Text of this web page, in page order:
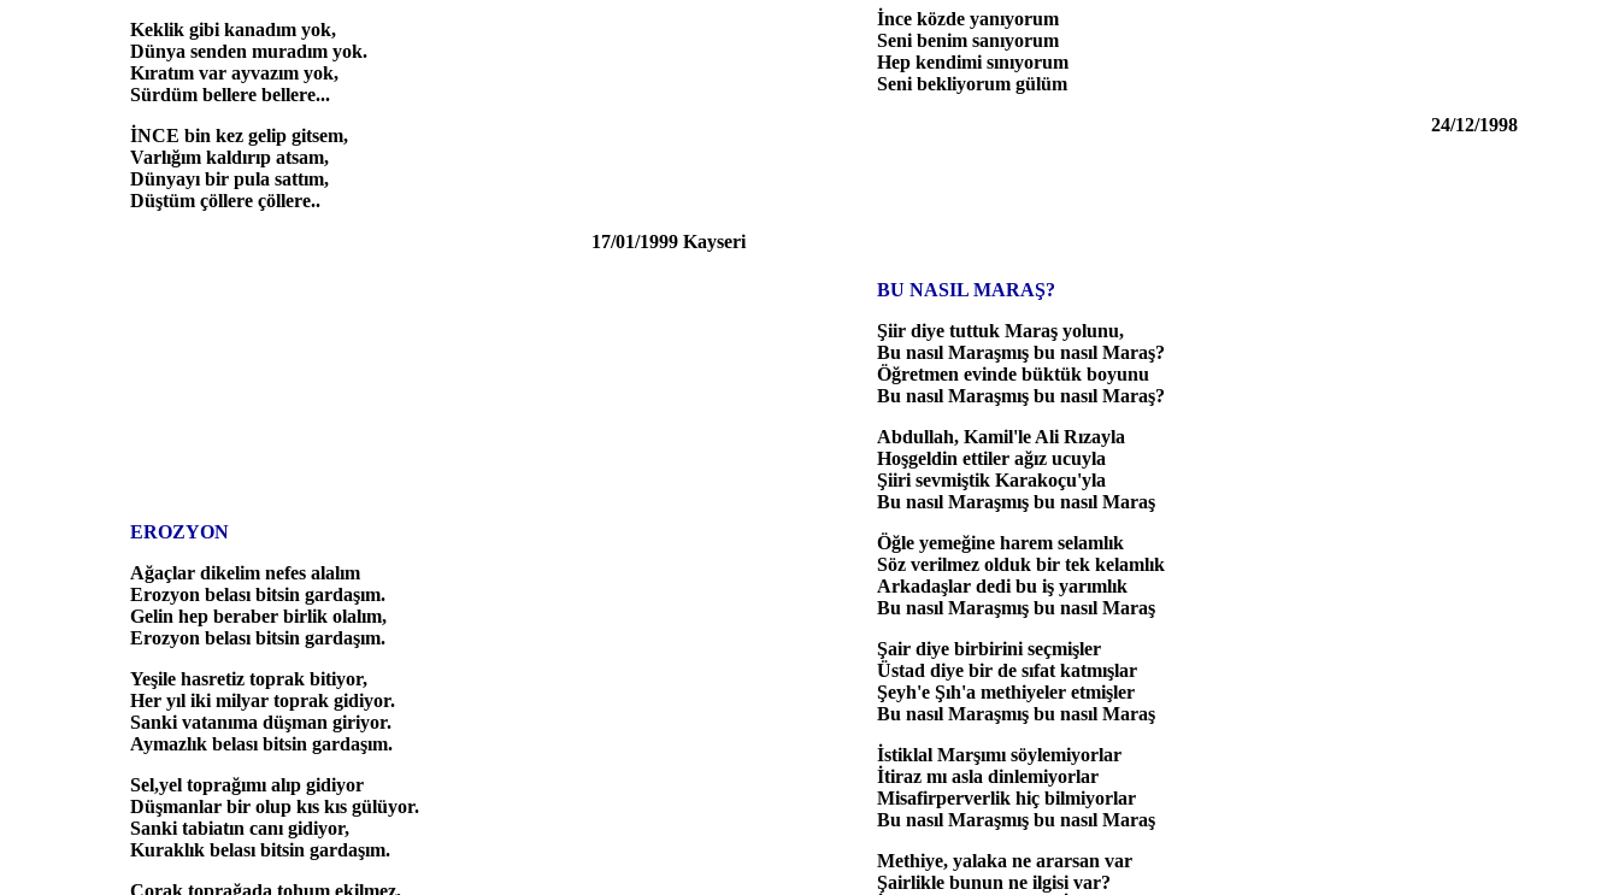
Keklik gibi kanadım yok,
Dünya senden muradım yok.
Kıratım var ayvazım yok,
Sürdüm bellere bellere...
İNCE bin kez gelip gitsem,
Varlığım kaldırıp atsam,
Dünyayı bir pula sattım,
Düştüm çöllere çöllere..
17/01/1999 Kayseri
İnce közde yanıyorum
Seni benim sanıyorum
Hep kendimi sınıyorum
Seni bekliyorum gülüm
24/12/1998
EROZYON
Ağaçlar dikelim nefes alalım
Erozyon belası bitsin gardaşım.
Gelin hep beraber birlik olalım,
Erozyon belası bitsin gardaşım.
Yeşile hasretiz toprak bitiyor,
Her yıl iki milyar toprak gidiyor.
Sanki vatanıma düşman giriyor.
Aymazlık belası bitsin gardaşım.
Sel,yel toprağımı alıp gidiyor
Düşmanlar bir olup kıs kıs gülüyor.
Sanki tabiatın canı gidiyor,
Kuraklık belası bitsin gardaşım.
Çorak toprağada tohum ekilmez,
BU NASIL MARAŞ?
Şiir diye tuttuk Maraş yolunu,
Bu nasıl Maraşmış bu nasıl Maraş?
Öğretmen evinde büktük boyunu
Bu nasıl Maraşmış bu nasıl Maraş?
Abdullah, Kamil'le Ali Rızayla
Hoşgeldin ettiler ağız ucuyla
Şiiri sevmiştik Karakoçu'yla
Bu nasıl Maraşmış bu nasıl Maraş
Öğle yemeğine harem selamlık
Söz verilmez olduk bir tek kelamlık
Arkadaşlar dedi bu iş yarımlık
Bu nasıl Maraşmış bu nasıl Maraş
Şair diye birbirini seçmişler
Üstad diye bir de sıfat katmışlar
Şeyh'e Şıh'a methiyeler etmişler
Bu nasıl Maraşmış bu nasıl Maraş
İstiklal Marşımı söylemiyorlar
İtiraz mı asla dinlemiyorlar
Misafirperverlik hiç bilmiyorlar
Bu nasıl Maraşmış bu nasıl Maraş
Methiye, yalaka ne ararsan var
Şairlikle bunun ne ilgisi var?